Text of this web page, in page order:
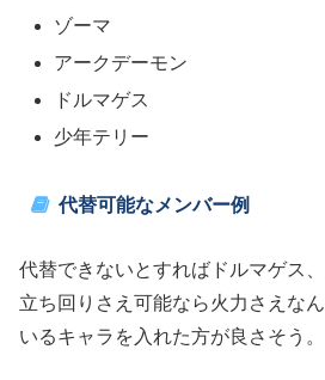
ゾーマ
アークデーモン
ドルマゲス
少年テリー
代替可能なメンバー例
代替できないとすればドルマゲス
立ち回りさえ可能なら火力さえな
いるキャラを入れた方が良さそう。